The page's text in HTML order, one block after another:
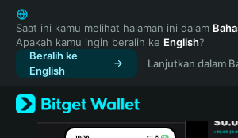
English
日本語
Tiếng Việt
Русский
Español (Latinoamérica)
Türkçe
Italiano
Saat ini kamu melihat halaman ini dalam
Apakah kamu ingin beralih ke English?
Beralih ke
English
Lanjutkan dalam